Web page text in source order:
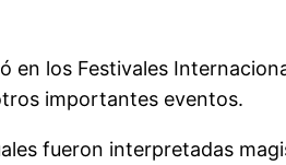
en los Festivales
importantes eventos.
fueron interpretadas